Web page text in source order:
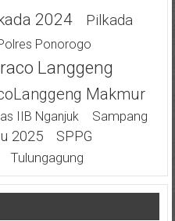
2024
Pilkada
Ponorogo
Langgeng
Makmur
IIB Nganjuk
Sampang
2025
SPPG
Tulungagung